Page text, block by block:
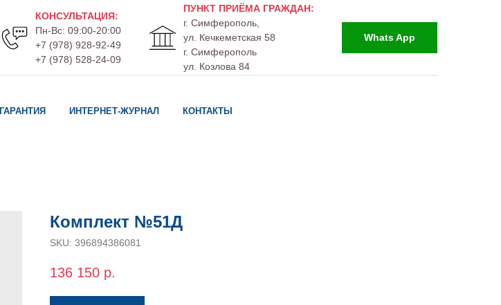
КОНСУЛЬТАЦИЯ:
Пн-Вс: 09:00-20:00
+7 (978) 928-92-49
+7 (978) 528-24-09
ПУНКТ ПРИЁМА ГРАЖДАН:
г. Симферополь,
ул. Кечкеметская 58
г. Симферополь
ул. Козлова 84
Whats App
ГАРАНТИЯ ИНТЕРНЕТ-ЖУРНАЛ КОНТАКТЫ
Комплект №51Д
SKU: 396894386081
136 150 р.